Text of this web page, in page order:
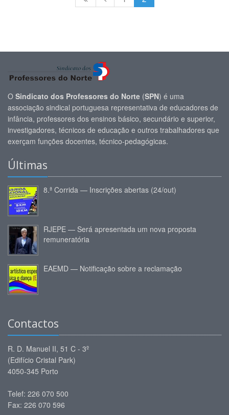
O Sindicato dos Professores do Norte (SPN) é uma
associação sindical portuguesa representativa de educadores de
infância, professores dos ensinos básico, secundário e superior,
investigadores, técnicos de educação e outros trabalhadores que
exerçam funções docentes, técnico-pedagógicas.
Últimas
8.ª Corrida — Inscrições abertas (24/out)
RJEPE — Será apresentada um nova proposta
remuneratória
EAEMD — Notificação sobre a reclamação
Contactos
R. D. Manuel II, 51 C - 3º
(Edifício Cristal Park)
4050-345 Porto
Telef: 226 070 500
Fax: 226 070 596